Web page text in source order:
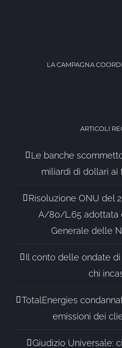
LA CAMPAGNA
ARTICOLI
Le banche
miliardi di dollari ai
Risoluzione ONU del
A/80/L.65 adottata
Generale delle
Il conto delle ondate
chi
TotalEnergies
emissioni dei
Giudizio Universale: